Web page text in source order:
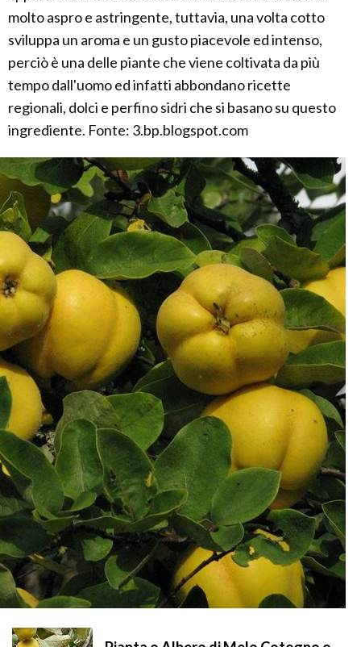
molto aspro e astringente, tuttavia, una volta cotto
sviluppa un aroma e un gusto piacevole ed intenso,
perciò è una delle piante che viene coltivata da più
tempo dall'uomo ed infatti abbondano ricette
regionali, dolci e perfino sidri che si basano su questo
ingrediente. Fonte: 3.bp.blogspot.com